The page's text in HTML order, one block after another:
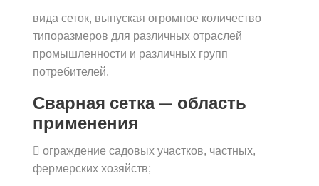
вида сеток, выпуская огромное количество
типоразмеров для различных отраслей
промышленности и различных групп
потребителей.
Сварная сетка — область
применения
 ограждение садовых участков, частных,
фермерских хозяйств;